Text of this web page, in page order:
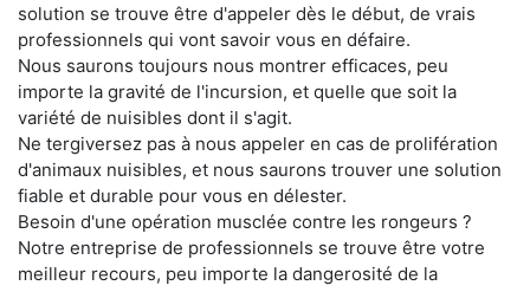
solution se trouve être d'appeler dès le début, de vrais
professionnels qui vont savoir vous en défaire.
Nous saurons toujours nous montrer efficaces, peu
importe la gravité de l'incursion, et quelle que soit la
variété de nuisibles dont il s'agit.
Ne tergiversez pas à nous appeler en cas de prolifération
d'animaux nuisibles, et nous saurons trouver une solution
fiable et durable pour vous en délester.
Besoin d'une opération musclée contre les rongeurs ?
Notre entreprise de professionnels se trouve être votre
meilleur recours, peu importe la dangerosité de la